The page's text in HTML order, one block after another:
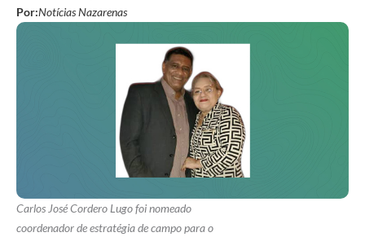
Por:Notícias Nazarenas
Carlos José Cordero Lugo foi nomeado
coordenador de estratégia de campo para o